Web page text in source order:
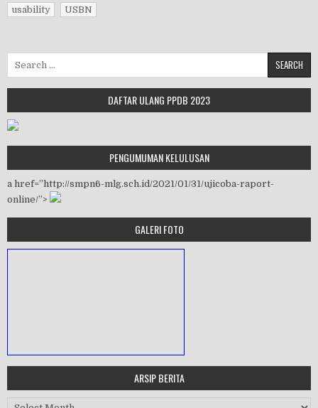
usability
USBN
DAFTAR ULANG PPDB 2023
PENGUMUMAN KELULUSAN
a href=”http://smpn6-mlg.sch.id/2021/01/31/ujicoba-raport-
online/”>
GALERI FOTO
ARSIP BERITA
Arsip Berita